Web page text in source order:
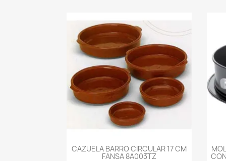
-->
CAZUELA BARRO CIRCULAR 17 CM
FANSA 8A003TZ